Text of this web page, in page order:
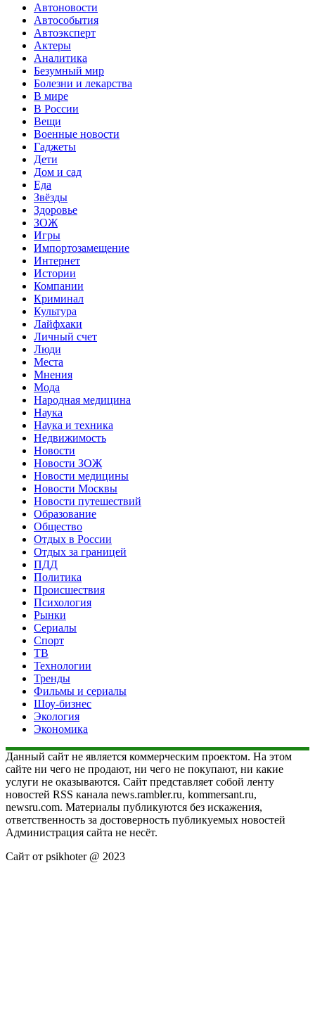
Автоновости
Автособытия
Автоэксперт
Актеры
Аналитика
Безумный мир
Болезни и лекарства
В мире
В России
Вещи
Военные новости
Гаджеты
Дети
Дом и сад
Еда
Звёзды
Здоровье
ЗОЖ
Игры
Импортозамещение
Интернет
Истории
Компании
Криминал
Культура
Лайфхаки
Личный счет
Люди
Места
Мнения
Мода
Народная медицина
Наука
Наука и техника
Недвижимость
Новости
Новости ЗОЖ
Новости медицины
Новости Москвы
Новости путешествий
Образование
Общество
Отдых в России
Отдых за границей
ПДД
Политика
Происшествия
Психология
Рынки
Сериалы
Спорт
ТВ
Технологии
Тренды
Фильмы и сериалы
Шоу-бизнес
Экология
Экономика
Данный сайт не является коммерческим проектом. На этом
сайте ни чего не продают, ни чего не покупают, ни какие
услуги не оказываются. Сайт представляет собой ленту
новостей RSS канала news.rambler.ru, kommersant.ru,
newsru.com. Материалы публикуются без искажения,
ответственность за достоверность публикуемых новостей
Администрация сайта не несёт.
Сайт от psikhoter @ 2023